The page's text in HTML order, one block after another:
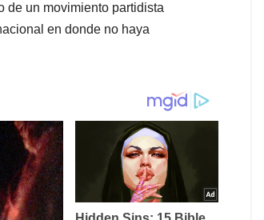
de un movimiento partidista
en donde no haya